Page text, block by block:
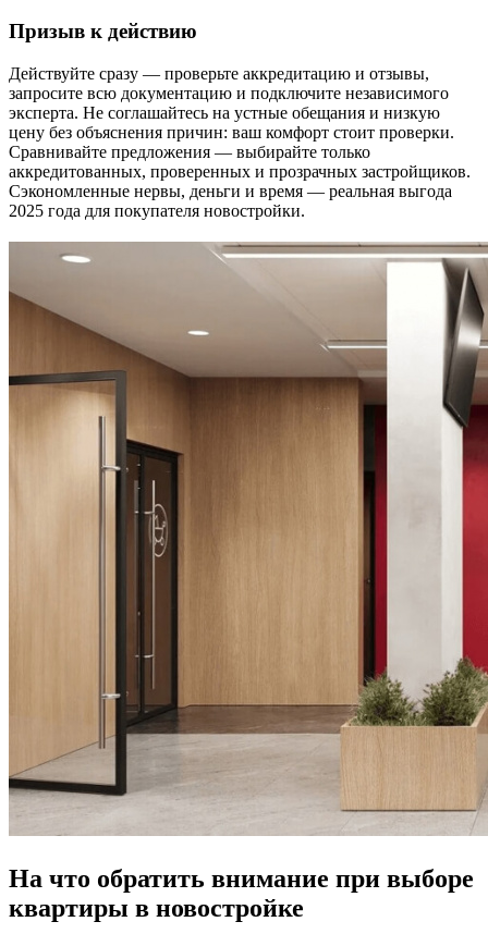
Призыв к действию
Действуйте сразу — проверьте аккредитацию и отзывы,
запросите всю документацию и подключите независимого
эксперта. Не соглашайтесь на устные обещания и низкую
цену без объяснения причин: ваш комфорт стоит проверки.
Сравнивайте предложения — выбирайте только
аккредитованных, проверенных и прозрачных застройщиков.
Сэкономленные нервы, деньги и время — реальная выгода
2025 года для покупателя новостройки.
На что обратить внимание при выборе
квартиры в новостройке